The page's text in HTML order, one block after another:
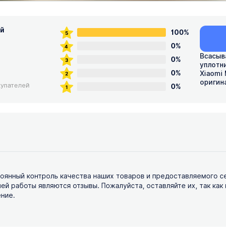
100%
0%
0%
0%
0%
Xiaomi
контроль качества наших товаров и предоставляемого
работы являются отзывы. Пожалуйста, оставляйте их, так как